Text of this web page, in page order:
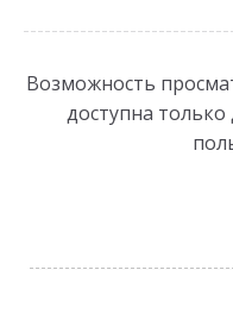
Возможность
доступна